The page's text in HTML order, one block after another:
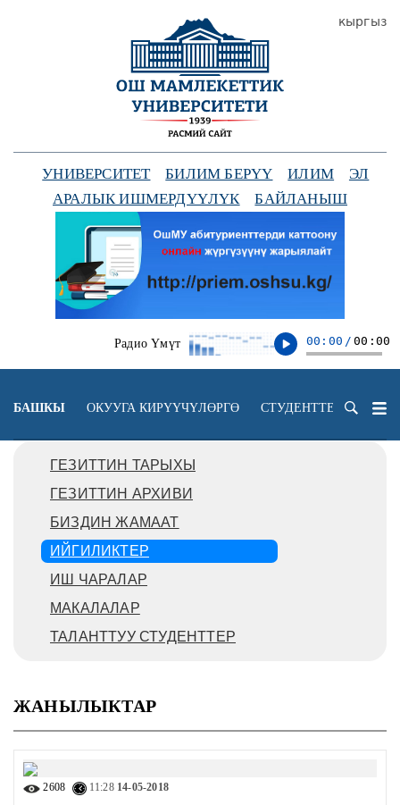
УНИВЕРСИТЕТ БИЛИМ БЕРҮҮ ИЛИМ
ЭЛ
АРАЛЫК ИШМЕРДҮҮЛҮК
БАЙЛАНЫШ
Радио Үмүт 00:00 / 00:00
кыргыз
БАШКЫ ОКУУГА КИРҮҮЧҮЛӨРГӨ СТУДЕНТТЕРГЕ
ГЕЗИТТИН ТАРЫХЫ
ГЕЗИТТИН АРХИВИ
БИЗДИН ЖАМААТ
ИЙГИЛИКТЕР
ИШ ЧАРАЛАР
МАКАЛАЛАР
ТАЛАНТТУУ СТУДЕНТТЕР
ЖАНЫЛЫКТАР
2608 11:28 14-05-2018